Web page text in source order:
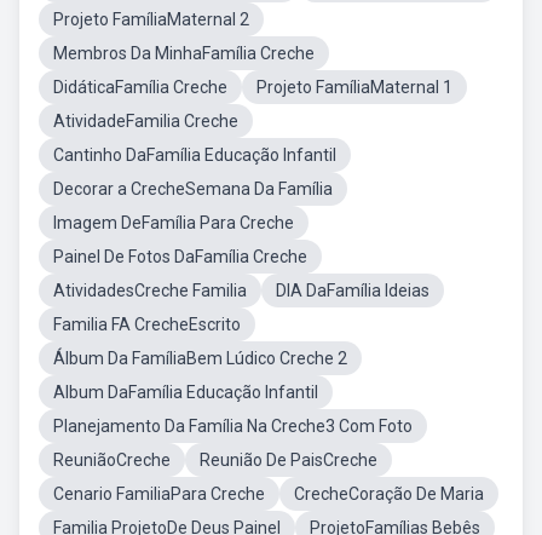
Projeto FamíliaMaternal 2
Membros Da MinhaFamília Creche
DidáticaFamília Creche
Projeto FamíliaMaternal 1
AtividadeFamilia Creche
Cantinho DaFamília Educação Infantil
Decorar a CrecheSemana Da Família
Imagem DeFamília Para Creche
Painel De Fotos DaFamília Creche
AtividadesCreche Familia
DIA DaFamília Ideias
Familia FA CrecheEscrito
Álbum Da FamíliaBem Lúdico Creche 2
Album DaFamília Educação Infantil
Planejamento Da Família Na Creche3 Com Foto
ReuniãoCreche
Reunião De PaisCreche
Cenario FamiliaPara Creche
CrecheCoração De Maria
Familia ProjetoDe Deus Painel
ProjetoFamílias Bebês